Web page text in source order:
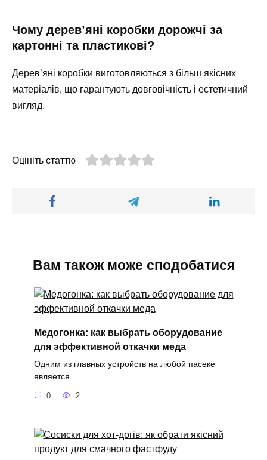
Чому дерев’яні коробки дорожчі за
картонні та пластикові?
Дерев’яні коробки виготовляються з більш якісних
матеріалів, що гарантують довговічність і естетичний
вигляд.
Оцініть статтю
Вам також може сподобатися
Медогонка: как выбрать оборудование
для эффективной откачки меда
Одним из главных устройств на любой пасеке
является
0 2